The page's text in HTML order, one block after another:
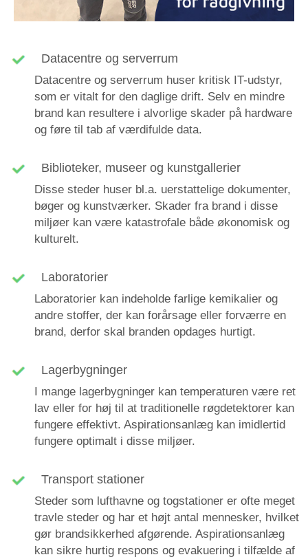
Datacentre og serverrum
Datacentre og serverrum huser kritisk IT-udstyr,
som er vitalt for den daglige drift. Selv en mindre
brand kan resultere i alvorlige skader på hardware
og føre til tab af værdifulde data.
Biblioteker, museer og kunstgallerier
Disse steder huser bl.a. uerstattelige dokumenter,
bøger og kunstværker. Skader fra brand i disse
miljøer kan være katastrofale både økonomisk og
kulturelt.
Laboratorier
Laboratorier kan indeholde farlige kemikalier og
andre stoffer, der kan forårsage eller forværre en
brand, derfor skal branden opdages hurtigt.
Lagerbygninger
I mange lagerbygninger kan temperaturen være ret
lav eller for høj til at traditionelle røgdetektorer kan
fungere effektivt. Aspirationsanlæg kan imidlertid
fungere optimalt i disse miljøer.
Transport stationer
Steder som lufthavne og togstationer er ofte meget
travle steder og har et højt antal mennesker, hvilket
gør brandsikkerhed afgørende. Aspirationsanlæg
kan sikre hurtig respons og evakuering i tilfælde af